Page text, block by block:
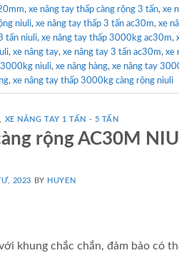
, xe nâng tay thấp càng rộng 3 tấn, xe
niuli, xe nâng tay thấp 3 tấn ac30m, xe
tấn niuli, xe nâng tay thấp 3000kg ac30m,
, xe nâng tay, xe nâng tay 3 tấn ac30m, xe
3000kg niuli, xe nâng hàng, xe nâng tay
, xe nâng tay thấp 3000kg càng rộng niuli
, XE NÂNG TAY 1 TẤN - 5 TẤN
rộng AC30M
2023 BY HUYEN
khung chắc chắn, đảm bảo có